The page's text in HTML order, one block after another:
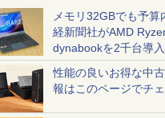
メモリ32GBでも予算
経新聞社がAMD
dynabookを2千台導入
性能の良いお得な中
報はこのページでチェ